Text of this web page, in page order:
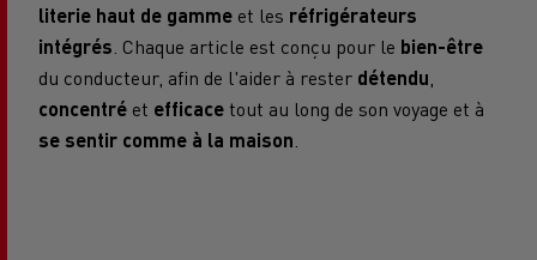
literie haut de gamme et les réfrigérateurs
intégrés . Chaque article est conçu pour le bien-être
du conducteur, afin de l'aider à rester détendu
concentré et efficace tout au long de son voyage et à
se sentir comme à la maison